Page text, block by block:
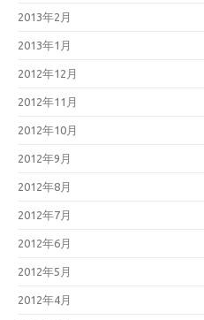
2013年2月
2013年1月
2012年12月
2012年11月
2012年10月
2012年9月
2012年8月
2012年7月
2012年6月
2012年5月
2012年4月